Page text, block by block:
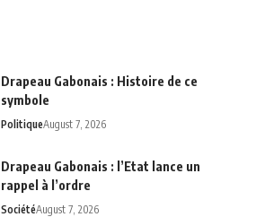
Drapeau Gabonais : Histoire de ce
symbole
PolitiqueAugust 7, 2026
Drapeau Gabonais : l’Etat lance un
rappel à l’ordre
SociétéAugust 7, 2026